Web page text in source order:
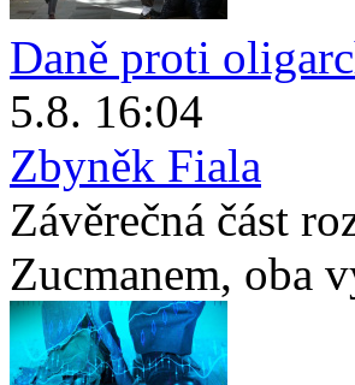
Daně proti
5.8. 16:04
Zbyněk Fiala
Závěrečná část
Zucmanem, oba